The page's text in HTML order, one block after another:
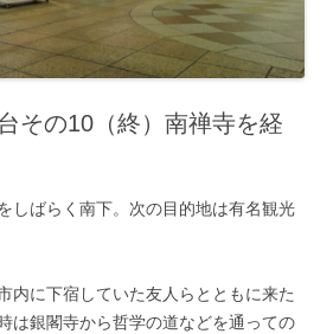
その10（終）南禅寺を経
しばらく南下。次の目的地は有名観光
内に下宿していた友人らとともに来た
は銀閣寺から哲学の道などを通っての